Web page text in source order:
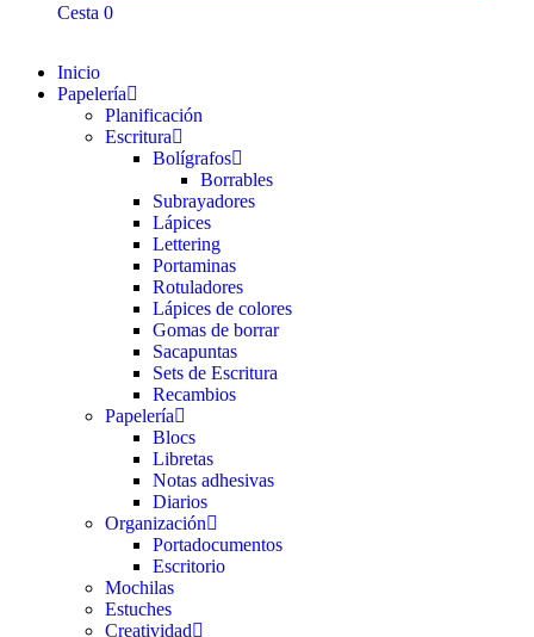
Cesta 0
Inicio
Papelería
Planificación
Escritura
Bolígrafos
Borrables
Subrayadores
Lápices
Lettering
Portaminas
Rotuladores
Lápices de colores
Gomas de borrar
Sacapuntas
Sets de Escritura
Recambios
Papelería
Blocs
Libretas
Notas adhesivas
Diarios
Organización
Portadocumentos
Escritorio
Mochilas
Estuches
Creatividad